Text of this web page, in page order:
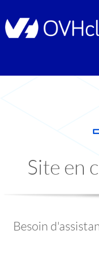
Site en
Besoin